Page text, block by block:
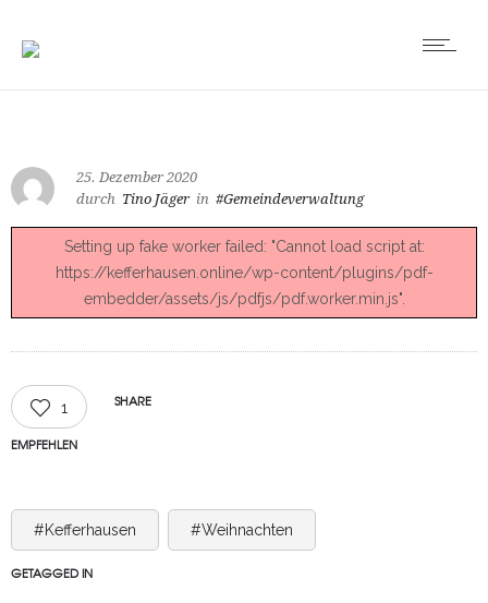
25. Dezember 2020
durch Tino Jäger in #Gemeindeverwaltung
Setting up fake worker failed: "Cannot load script at:
https://kefferhausen.online/wp-content/plugins/pdf-
embedder/assets/js/pdfjs/pdf.worker.min.js".
1
EMPFEHLEN
SHARE
#Kefferhausen #Weihnachten
GETAGGED IN